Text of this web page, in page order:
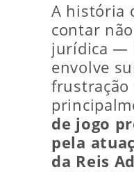
A história
contar
jurídica —
envolve
frustração
de jogo
pela
da Reis